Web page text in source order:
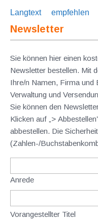
Langtext
empfehlen
Newsletter
Sie können hier einen
Newsletter bestellen. Mit
Ihre/n Namen, Firma
Verwaltung und
Sie können den
Klicken auf „>
abbestellen. Die
(Zahlen-/
Anrede
Vorangestellter Titel